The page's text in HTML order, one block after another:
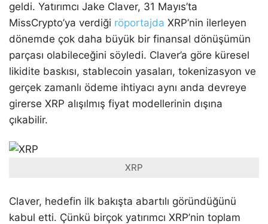
geldi. Yatırımcı Jake Claver, 31 Mayıs’ta
MissCrypto’ya verdiği röportajda XRP’nin ilerleyen
dönemde çok daha büyük bir finansal dönüşümün
parçası olabileceğini söyledi. Claver’a göre küresel
likidite baskısı, stablecoin yasaları, tokenizasyon ve
gerçek zamanlı ödeme ihtiyacı aynı anda devreye
girerse XRP alışılmış fiyat modellerinin dışına
çıkabilir.
XRP
Claver, hedefin ilk bakışta abartılı göründüğünü
kabul etti. Çünkü birçok yatırımcı XRP’nin toplam